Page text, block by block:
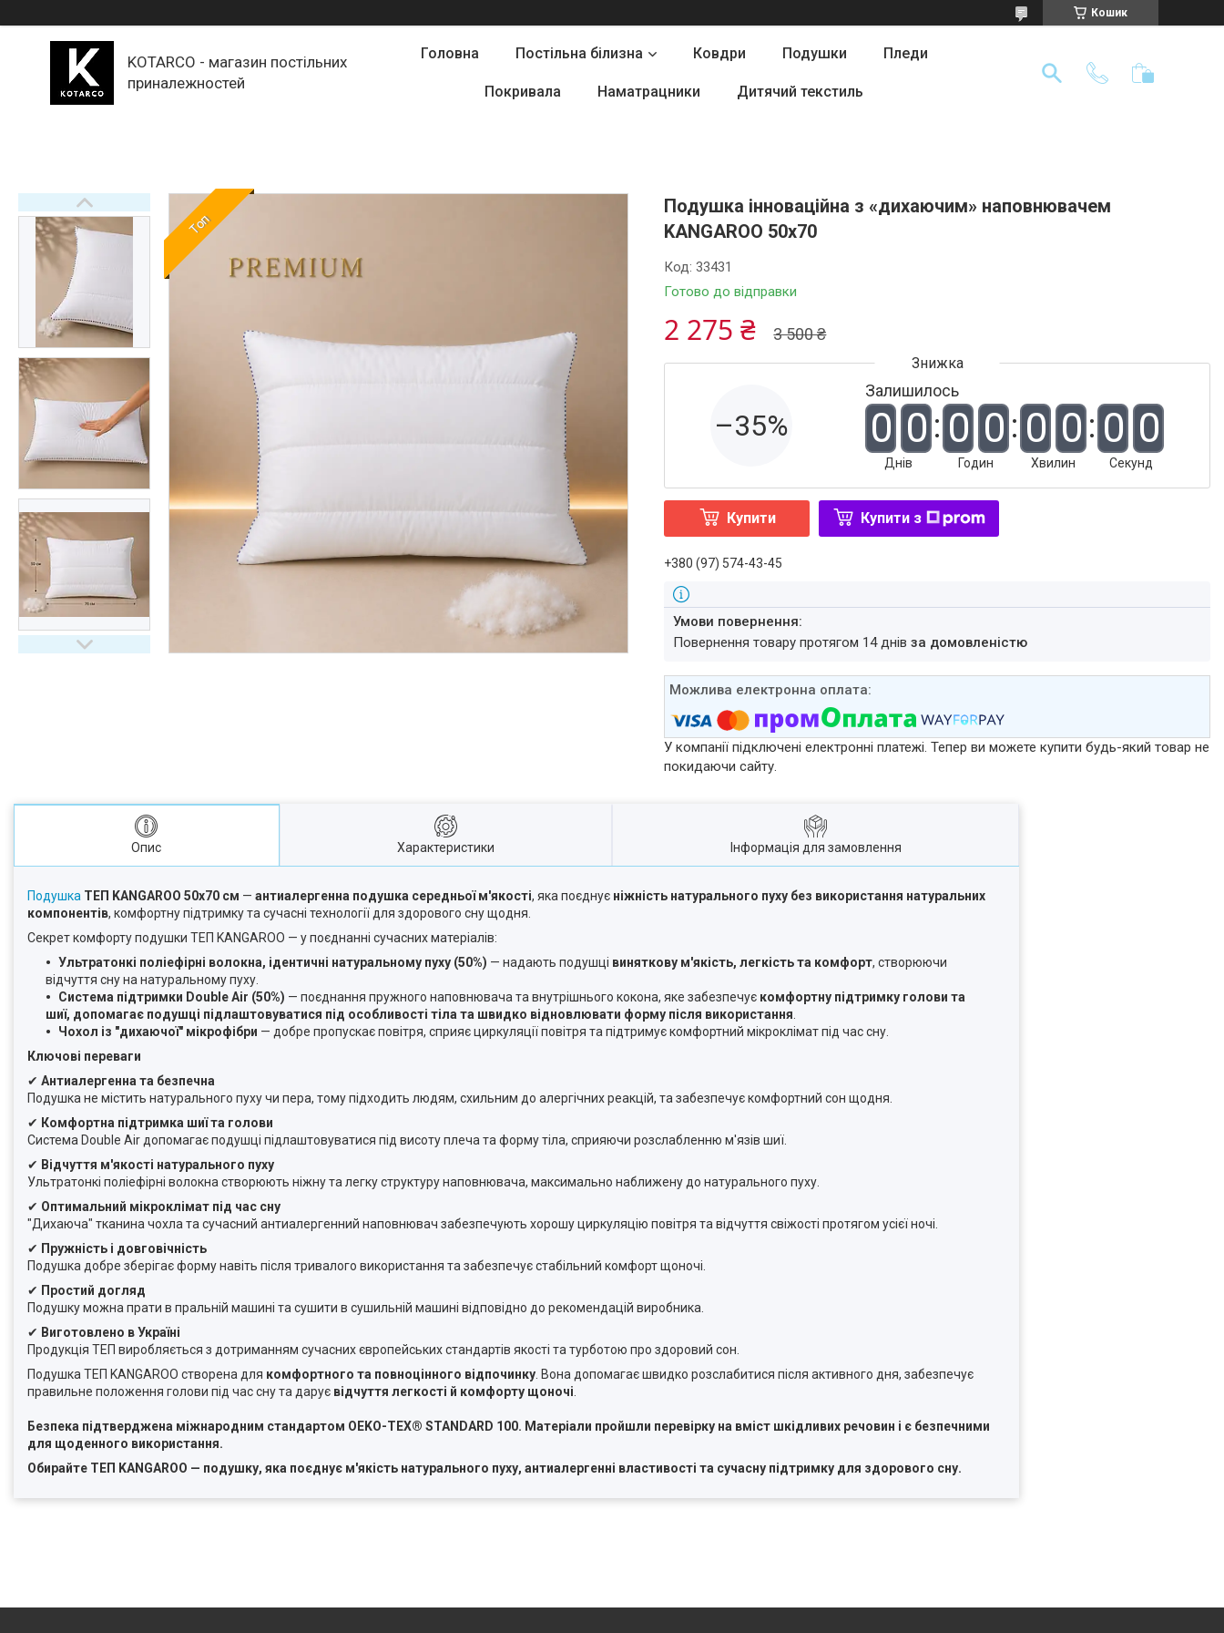
Кошик
KOTARCO - магазин постільних
приналежностей
Головна Постільна білизна Ковдри Подушки Пледи
Покривала Наматрацники Дитячий текстиль
Топ
Подушка інноваційна з «дихаючим» наповнювачем
KANGAROO 50х70
Готово до відправки
Код:33431
3 500 ₴
2 275 ₴
–35%
Залишилось
0 0
Днів
0 0
Годин
0 0
Хвилин
0 0
Секунд
Купити Купити з
+380 (97) 574-43-45
повернення товару протягом 14 днівза домовленістю
У компанії підключені електронні платежі. Тепер ви можете купити будь-який товар не
покидаючи сайту.
Опис Характеристики Інформація для замовлення
Подушка ТЕП KANGAROO 50х70 см — антиалергенна подушка середньої м'якості, яка поєднує ніжність натурального пуху без використання натуральних
компонентів, комфортну підтримку та сучасні технології для здорового сну щодня.
Секрет комфорту подушки ТЕП KANGAROO — у поєднанні сучасних матеріалів:
Ультратонкі поліефірні волокна, ідентичні натуральному пуху (50%) — надають подушці виняткову м'якість, легкість та комфорт, створюючи
відчуття сну на натуральному пуху.
Система підтримки Double Air (50%) — поєднання пружного наповнювача та внутрішнього кокона, яке забезпечує комфортну підтримку голови та
шиї, допомагає подушці підлаштовуватися під особливості тіла та швидко відновлювати форму після використання
Чохол із "дихаючої" мікрофібри — добре пропускає повітря, сприяє циркуляції повітря та підтримує комфортний мікроклімат під час сну.
Ключові переваги
✔ Антиалергенна та безпечна
Подушка не містить натурального пуху чи пера, тому підходить людям, схильним до алергічних реакцій, та забезпечує комфортний сон щодня.
✔ Комфортна підтримка шиї та голови
Система Double Air допомагає подушці підлаштовуватися під висоту плеча та форму тіла, сприяючи розслабленню м'язів шиї.
✔ Відчуття м'якості натурального пуху
Ультратонкі поліефірні волокна створюють ніжну та легку структуру наповнювача, максимально наближену до натурального пуху.
✔ Оптимальний мікроклімат під час сну
"Дихаюча" тканина чохла та сучасний антиалергенний наповнювач забезпечують хорошу циркуляцію повітря та відчуття свіжості протягом усієї ночі.
✔ Пружність і довговічність
Подушка добре зберігає форму навіть після тривалого використання та забезпечує стабільний комфорт щоночі.
✔ Простий догляд
Подушку можна прати в пральній машині та сушити в сушильній машині відповідно до рекомендацій виробника.
✔ Виготовлено в Україні
Продукція ТЕП виробляється з дотриманням сучасних європейських стандартів якості та турботою про здоровий сон.
Подушка ТЕП KANGAROO створена для комфортного та повноцінного відпочинку . Вона допомагає швидко розслабитися після активного дня, забезпечує
правильне положення голови під час сну та дарує відчуття легкості й комфорту щоночі
Безпека підтверджена міжнародним стандартом OEKO-TEX® STANDARD 100. Матеріали пройшли перевірку на вміст шкідливих речовин і є безпечними
для щоденного використання.
Обирайте ТЕП KANGAROO — подушку, яка поєднує м'якість натурального пуху, антиалергенні властивості та сучасну підтримку для здорового сну.